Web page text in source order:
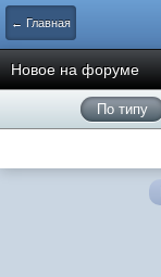
← Главная
Новое на форуме
По типу